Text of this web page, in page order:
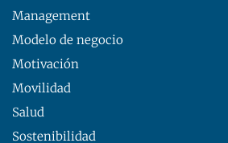
Management
Modelo de negocio
Motivación
Movilidad
Salud
Sostenibilidad